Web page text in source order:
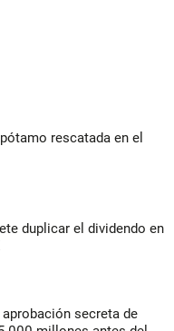
rescatada en el
duplicar el dividendo en
secreta de